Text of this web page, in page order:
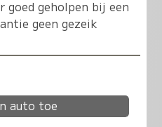
goed geholpen bij een
geen gezeik
auto toe